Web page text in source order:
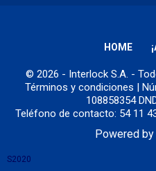
HOME
© 2026 - Interlock S.A. -
Términos y condiciones |
108858354
Teléfono de contacto: 54 11
Powered by
S2020